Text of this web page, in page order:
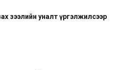
зээлийн уналт үргэлжилсээр